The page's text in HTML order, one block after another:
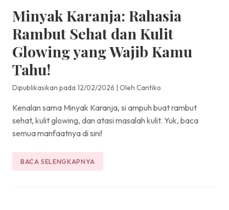
Minyak Karanja: Rahasia
Rambut Sehat dan Kulit
Glowing yang Wajib Kamu
Tahu!
Dipublikasikan pada 12/02/2026 | Oleh Cantiko
Kenalan sama Minyak Karanja, si ampuh buat rambut
sehat, kulit glowing, dan atasi masalah kulit. Yuk, baca
semua manfaatnya di sini!
BACA SELENGKAPNYA